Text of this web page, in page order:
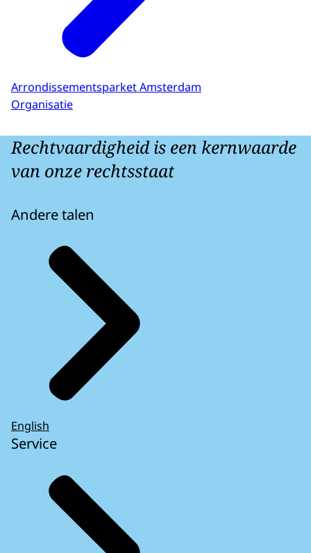
Arrondissementsparket Amsterdam
Organisatie
Rechtvaardigheid is een kernwaarde
van onze rechtsstaat
Andere talen
English
Service